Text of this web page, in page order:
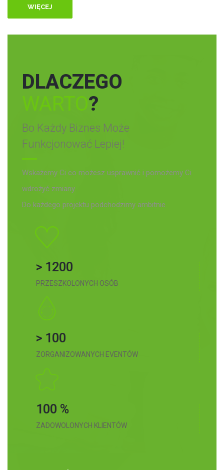
WIĘCEJ
DLACZEGO
WARTO?
Bo Każdy Biznes Może
Funkcjonować Lepiej!
Wskażemy Ci co możesz usprawnić i pomożemy Ci
wdrożyć zmiany.
Do każdego projektu podchodzimy ambitnie.
> 1200
PRZESZKOLONYCH OSÓB
> 100
ZORGANIZOWANYCH EVENTÓW
100 %
ZADOWOLONYCH KLIENTÓW